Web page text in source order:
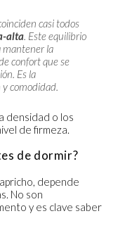
casi todos
alta . Este equilibrio
mantener la
confort que se
Es la
comodidad.
densidad o los
de firmeza.
de dormir?
depende
No son
y es clave saber